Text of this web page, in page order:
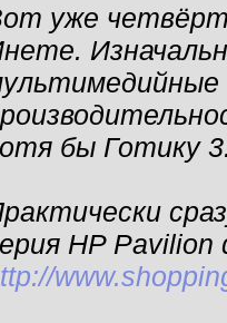
уже
бы Готику
HP Pavilion